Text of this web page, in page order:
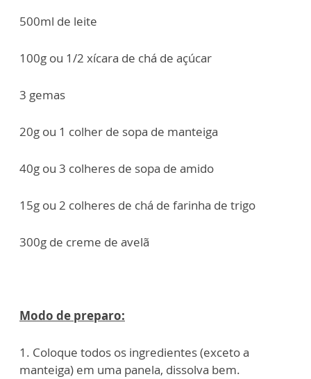
500ml de leite
100g ou 1/2 xícara de chá de açúcar
3 gemas
20g ou 1 colher de sopa de manteiga
40g ou 3 colheres de sopa de amido
15g ou 2 colheres de chá de farinha de trigo
300g de creme de avelã
Modo de preparo:
1. Coloque todos os ingredientes (exceto a
manteiga) em uma panela, dissolva bem.